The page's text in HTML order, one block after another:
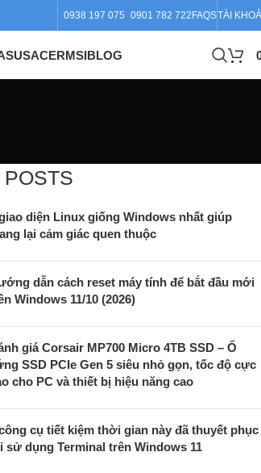
0938 197 075 0901 782 722 FAQSTÀI
ACERMSIBLOG
diện Linux giống Windows nhất giúp
lại cảm giác quen thuộc
dẫn cách reset máy tính để bắt đầu mới
Windows 11/10 (2026)
giá Corsair MP700 Micro 4TB SSD – Ổ
SSD PCIe Gen 5 siêu nhỏ gọn, tốc độ cực
cho PC và thiết bị hiệu năng cao
cụ tiết kiệm thời gian này đã thuyết phục
sử dụng Terminal trên Windows 11